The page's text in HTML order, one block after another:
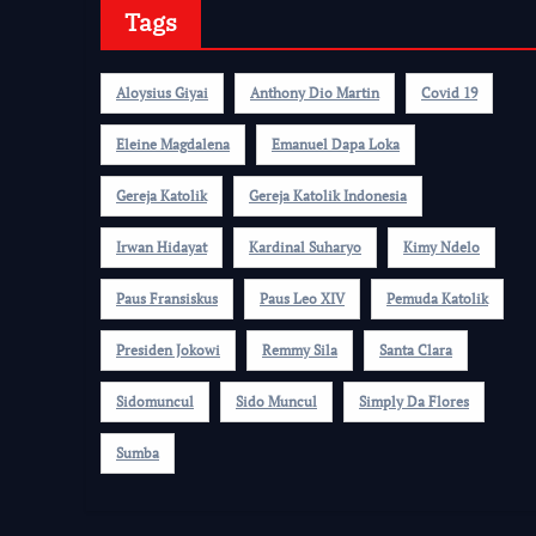
Tags
Aloysius Giyai Anthony Dio Martin Covid 19
Eleine Magdalena Emanuel Dapa Loka
Gereja Katolik Gereja Katolik Indonesia
Irwan Hidayat Kardinal Suharyo Kimy Ndelo
Paus Fransiskus Paus Leo XIV Pemuda Katolik
Presiden Jokowi Remmy Sila Santa Clara
Sidomuncul Sido Muncul Simply Da Flores
Sumba